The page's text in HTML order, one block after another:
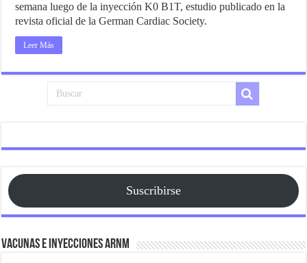
semana luego de la inyección K0 B1T, estudio publicado en la
revista oficial de la German Cardiac Society.
Leer Más
Suscribirse
Vacunas e Inyecciones ARNm